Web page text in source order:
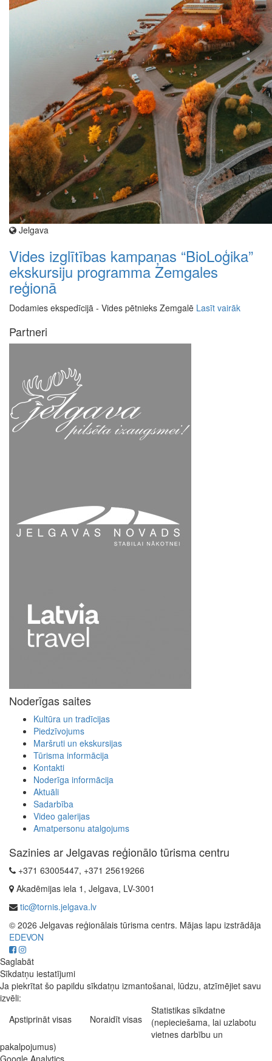
Jelgava
Vides izglītības kampaņas “BioLoģika”
ekskursiju programma Zemgales
reģionā
Dodamies ekspedīcijā - Vides pētnieks Zemgalē Lasīt vairāk
Partneri
Noderīgas saites
Kultūra un tradīcijas
Piedzīvojums
Maršruti un ekskursijas
Tūrisma informācija
Kontakti
Noderīga informācija
Aktuāli
Sadarbība
Video galerijas
Amatpersonu atalgojums
Sazinies ar Jelgavas reģionālo tūrisma centru
+371 63005447, +371 25619266
Akadēmijas iela 1, Jelgava, LV-3001
tic@tornis.jelgava.lv
© 2026 Jelgavas reģionālais tūrisma centrs. Mājas lapu izstrādāja
EDEVON
Saglabāt
Sīkdatņu iestatījumi
Ja piekrītat šo papildu sīkdatņu izmantošanai, lūdzu, atzīmējiet savu
izvēli:
Apstiprināt visas
Noraidīt visas
Statistikas sīkdatne
(nepieciešama, lai uzlabotu
vietnes darbību un
pakalpojumus)